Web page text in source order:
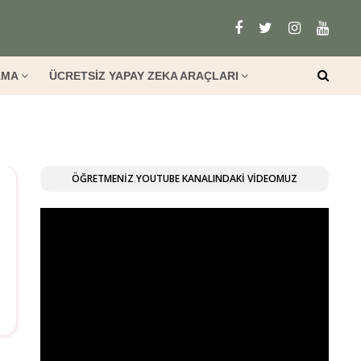
ÜCRETSİZ YAPAY ZEKA ARAÇLARI
ÖĞRETMENİZ YOUTUBE KANALINDAKİ VİDEOMUZ